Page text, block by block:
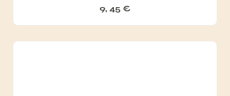
9, 45 €